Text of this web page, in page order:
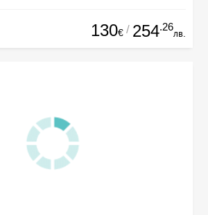
130€ / 254.26
лв.